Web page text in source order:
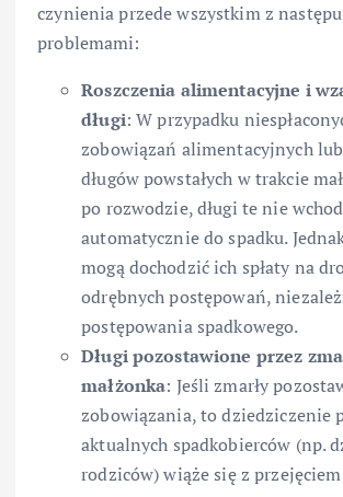
czynienia przede wszystkim z
problemami:
Roszczenia alimentacyjne i
długi: W przypadku
zobowiązań alimentacyjnych
długów powstałych w trakcie
po rozwodzie, długi te nie
automatycznie do spadku.
mogą dochodzić ich spłaty na
odrębnych postępowań,
postępowania spadkowego.
Długi pozostawione przez
małżonka: Jeśli zmarły
zobowiązania, to dziedziczenie
aktualnych spadkobierców (np.
rodziców) wiąże się z przejęciem